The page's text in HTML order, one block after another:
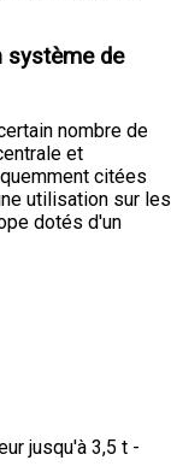
système de
nombre de
et
citées
utilisation sur les
dotés d'un
jusqu'à 3,5 t -